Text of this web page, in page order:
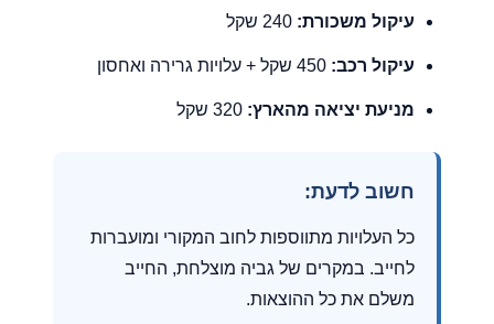
עיקול משכורת:
עיקול רכב:
מניעת יציאה מהארץ:
חשוב לדעת:
כל העלויות מתווספות לחוב המקורי ומועברות
לחייב. במקרים של גביה מוצלחת, החייב
משלם את כל ההוצאות.